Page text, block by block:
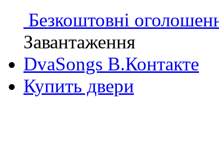
Безкоштовні
Завантаження
DvaSongs В.Контакте
Купить двери